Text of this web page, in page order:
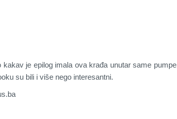
kakav je epilog imala ova krađa unutar same
su bili i više nego interesantni.